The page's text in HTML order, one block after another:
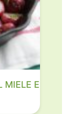
MIELE E